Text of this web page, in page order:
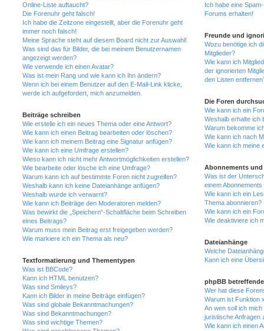
Online-Liste auftaucht?
Die Forenuhr geht falsch!
Ich habe die Zeitzone eingestellt, aber die Forenuhr geht
immer noch falsch!
Meine Sprache steht auf diesem Board nicht zur Auswahl!
Was sind das für Bilder, die bei meinem Benutzernamen
angezeigt werden?
Wie verwende ich einen Avatar?
Was ist mein Rang und wie kann ich ihn ändern?
Wenn ich bei einem Benutzer auf den E-Mail-Link klicke,
werde ich aufgefordert, mich anzumelden.
Beiträge schreiben
Wie erstelle ich ein neues Thema oder eine Antwort?
Wie kann ich einen Beitrag bearbeiten oder löschen?
Wie kann ich meinem Beitrag eine Signatur anfügen?
Wie kann ich eine Umfrage erstellen?
Wieso kann ich nicht mehr Antwortmöglichkeiten erstellen?
Wie bearbeite oder lösche ich eine Umfrage?
Warum kann ich auf bestimmte Foren nicht zugreifen?
Weshalb kann ich keine Dateianhänge anfügen?
Weshalb wurde ich verwarnt?
Wie kann ich Beiträge den Moderatoren melden?
Was bewirkt die „Speichern“-Schaltfläche beim Schreiben
eines Beitrags?
Warum muss mein Beitrag erst freigegeben werden?
Wie markiere ich ein Thema als neu?
Textformatierung und Thementypen
Was ist BBCode?
Kann ich HTML benutzen?
Was sind Smileys?
Kann ich Bilder in meine Beiträge einfügen?
Was sind globale Bekanntmachungen?
Was sind Bekanntmachungen?
Was sind wichtige Themen?
Ich habe eine
Forums erhalten!
Freunde und
Wozu benötige ich
Mitglieder?
Wie kann ich
der ignorierten
den Listen
Die Foren
Wie kann ich ein
Weshalb erhalte ich
Warum bekomme
Wie kann ich nach
Wie kann ich meine
Abonnements und
Was ist der
einem
Wie kann ich ein
Thema abonnieren?
Wie kann ich ein
Wie deaktiviere ich
Dateianhänge
Welche
Kann ich eine
phpBB
Wer hat diese
Warum ist Funktion
An wen soll ich
juristische Anfragen
Wie kann ich einen